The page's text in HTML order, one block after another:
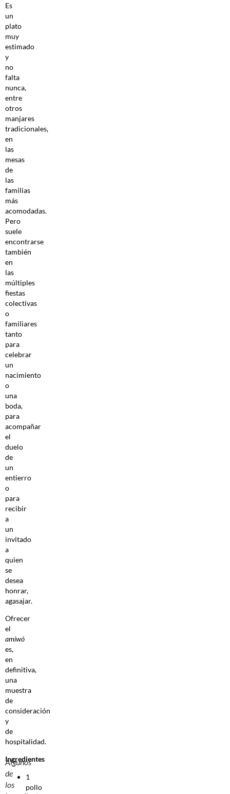
Es
un
plato
muy
estimado
y
no
falta
nunca,
entre
otros
manjares
tradicionales,
en
las
mesas
de
las
familias
más
acomodadas.
Pero
suele
encontrarse
también
en
las
múltiples
fiestas
colectivas
o
familiares
tanto
para
celebrar
un
nacimiento
o
una
boda,
para
acompañar
el
duelo
de
un
entierro
o
para
recibir
a
un
invitado
a
quien
se
desea
honrar,
agasajar.
Ofrecer
el
amiwó
es,
en
definitiva,
una
muestra
de
consideración
y
de
hospitalidad.
Algunos
de
los
Ingredientes
1
pollo